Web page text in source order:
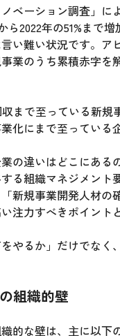
ベーション調査」
ら2022年の51%まで
い難い状況です。ア
業のうち累積赤字を
まで至っている新
化にまで至っている
の違いはどこにあ
る組織マネジメン
新規事業開発人材
注力すべきポイント
やるか」だけでな
組織的壁
的な壁は、主に以下